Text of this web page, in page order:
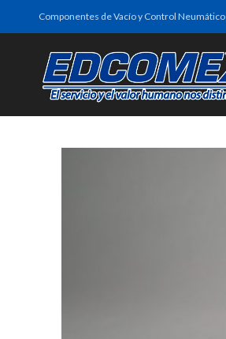
Componentes de Vacío y Control Neumático